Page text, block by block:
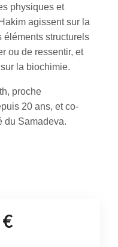
physiques et
agissent sur la
éléments structurels
ou de ressentir, et
la biochimie.
proche
20 ans, et co-
du Samadeva.